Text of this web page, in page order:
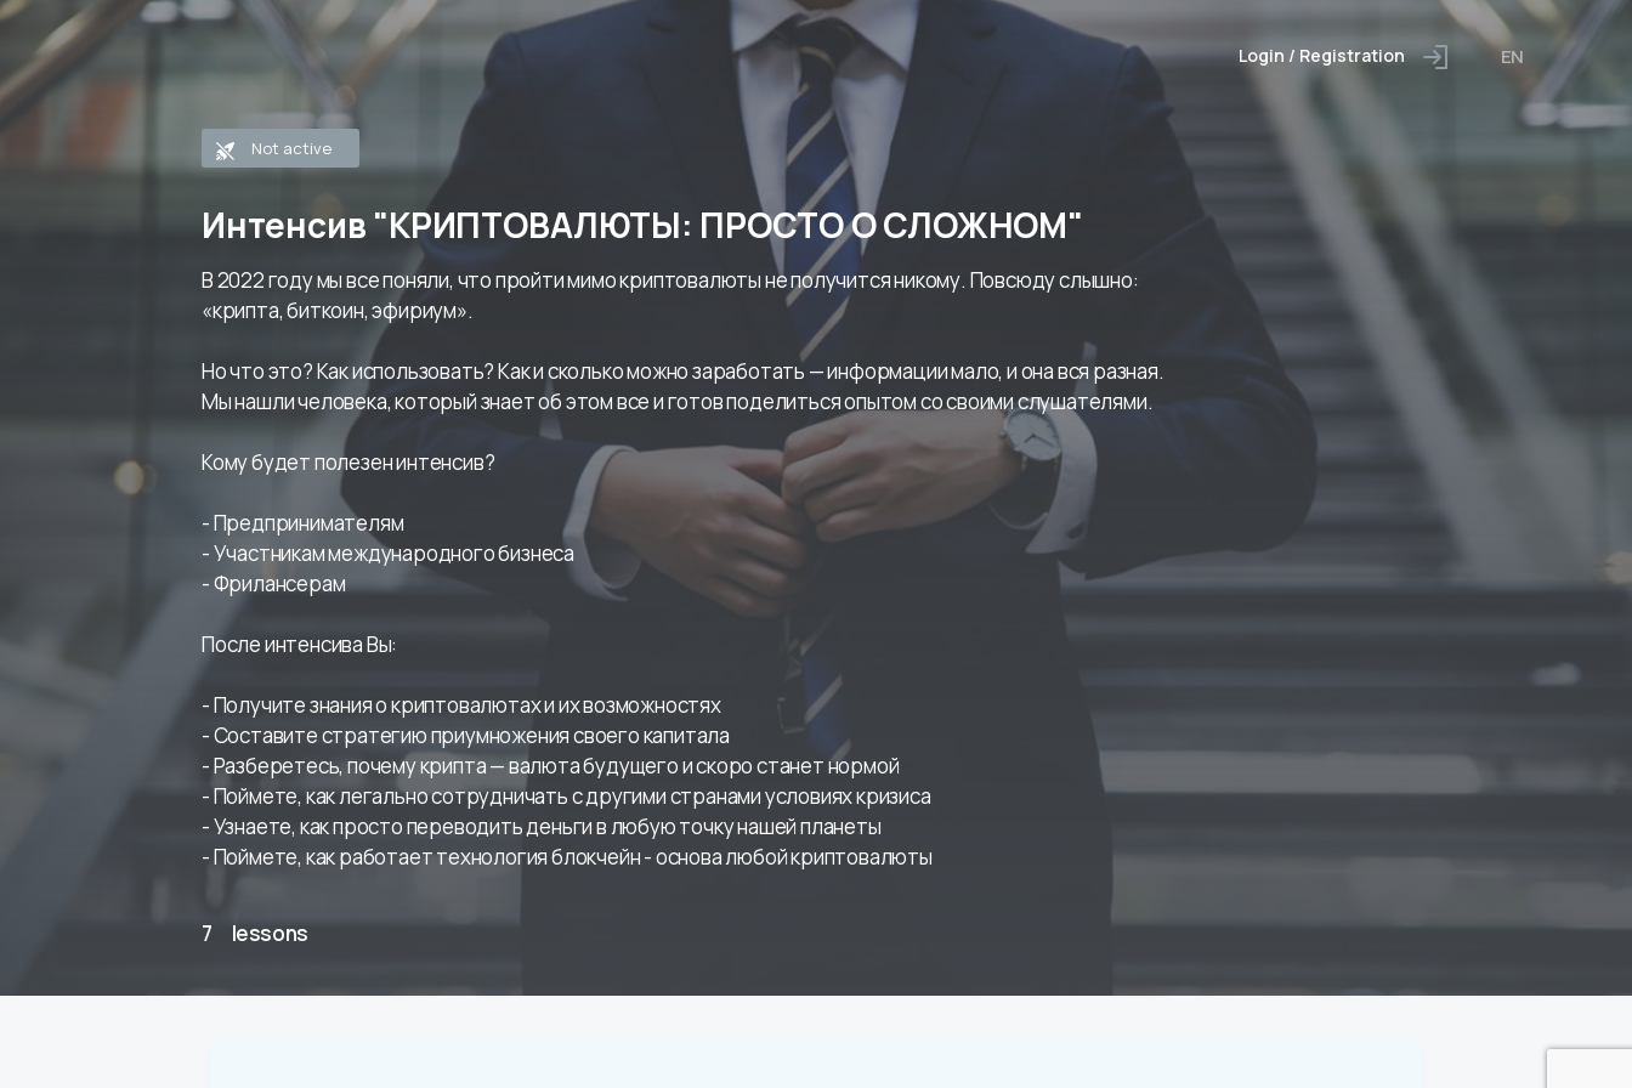
Login / Registration EN
Not active
Интенсив "КРИПТОВАЛЮТЫ: ПРОСТО О СЛОЖНОМ"
В 2022 году мы все поняли, что пройти мимо криптовалюты не получится никому. Повсюду слышно:
«крипта, биткоин, эфириум».
Но что это? Как использовать? Как и сколько можно заработать — информации мало, и она вся разная.
Мы нашли человека, который знает об этом все и готов поделиться опытом со своими слушателями.
Кому будет полезен интенсив?
- Предпринимателям
- Участникам международного бизнеса
- Фрилансерам
После интенсива Вы:
- Получите знания о криптовалютах и их возможностях
- Составите стратегию приумножения своего капитала
- Разберетесь, почему крипта — валюта будущего и скоро станет нормой
- Поймете, как легально сотрудничать с другими странами условиях кризиса
- Узнаете, как просто переводить деньги в любую точку нашей планеты
7 lessons